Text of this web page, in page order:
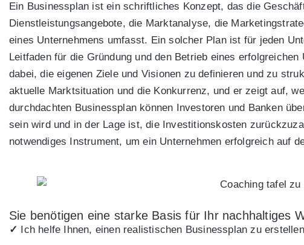
Ein Businessplan ist ein schriftliches Konzept, das die
Dienstleistungsangebote, die Marktanalyse, die
eines Unternehmens umfasst. Ein solcher Plan ist für jeden
Leitfaden für die Gründung und den Betrieb eines
dabei, die eigenen Ziele und Visionen zu definieren und zu
aktuelle Marktsituation und die Konkurrenz, und er zeigt auf,
durchdachten Businessplan können Investoren und Banken
sein wird und in der Lage ist, die Investitionskosten
notwendiges Instrument, um ein Unternehmen erfolgreich auf
Sie benötigen eine starke Basis für Ihr nachhaltiges
✓ Ich helfe Ihnen, einen realistischen Businessplan zu erstellen